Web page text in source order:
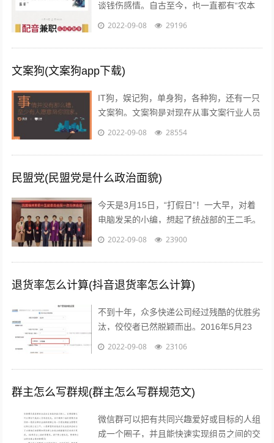
谈钱伤感情。自古至今，也一直都有“农本
商末”“学而优则仕”的思想传统。已经开始做
2022-09-08 29196
文案狗(文案狗app下载)
IT狗，娱记狗，单身狗，各种狗，还有一只
文案狗。文案狗是对现在从事文案行业人员
的统称，白天看案例写文案，晚上看稿子改
2022-09-08 28554
民盟党(民盟党是什么政治面貌)
今天是3月15日，“打假日”！一大早，对着
电脑发呆的小编，想起了统战部的王二毛。
有一天，王二毛吃完饭遛弯遇见隔壁王阿
2022-09-08 23900
退货率怎么计算(抖音退货率怎么计算)
不到十年，众多快递公司经过残酷的优胜劣
汰，佼佼者已然脱颖而出。2016年5月23
日，鼎泰新材（002352.SZ)披露了“重大资
2022-09-08 23106
群主怎么写群规(群主怎么写群规范文)
微信群可以把有共同兴趣爱好或目标的人组
成一个圈子，并且能快速实现组员之间的交